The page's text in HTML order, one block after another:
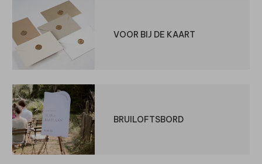
VOOR BIJ DE KAART
BRUILOFTSBORD